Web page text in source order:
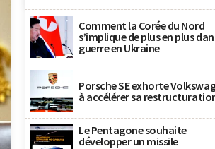
Comment la Corée du Nord
s’implique de plus en plus
guerre en Ukraine
Porsche SE exhorte
à accélérer sa
Le Pentagone souhaite
développer un missile